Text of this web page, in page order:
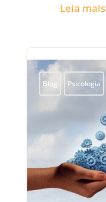
Leia mais
Blog Psicologia